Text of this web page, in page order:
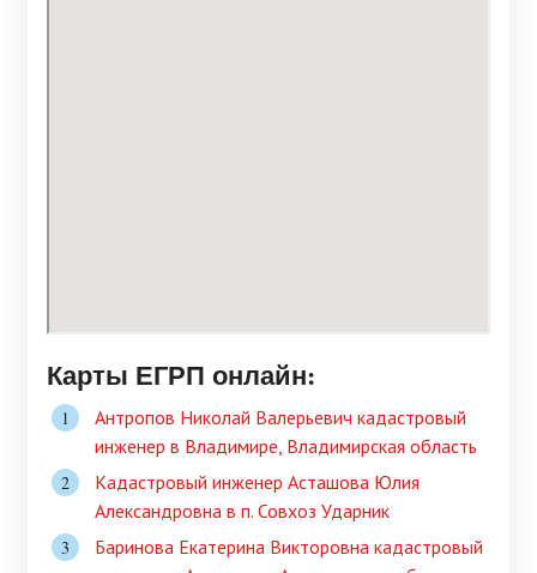
Карты ЕГРП онлайн:
Антропов Николай Валерьевич кадастровый
инженер в Владимире, Владимирская область
Кадастровый инженер Асташова Юлия
Александровна в п. Совхоз Ударник
Баринова Екатерина Викторовна кадастровый